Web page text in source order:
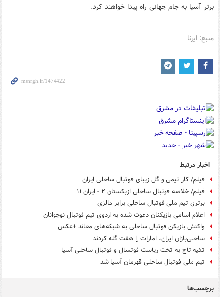
برتر آسیا به جام جهانی راه پیدا خواهند کرد.
منبع: ایرنا
اخبار مرتبط
فیلم/ کار تیمی و گل زیبای فوتبال ساحلی ایران
فیلم/ خلاصه فوتبال ساحلی ازبکستان ۲ - ایران ۱۱
برتری تیم ملی فوتبال ساحلی برابر مالزی
اعلام اسامی بازیکنان دعوت شده به اردوی تیم فوتبال نوجوانان
واکنش بازیکن فوتبال ساحلی به شبکه‌های معاند +عکس
ساحلی‌بازان ایران، امارات را هفت گله کردند
تکیه تاج به تخت ریاست فوتسال و فوتبال ساحلی آسیا
تیم ملی فوتبال ساحلی قهرمان آسیا شد
برچسب‌ها